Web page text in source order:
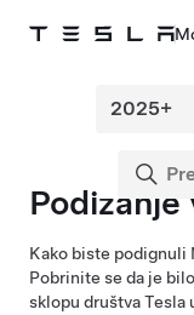
Podizanje
Kako biste podignuli
Pobrinite se da je
sklopu društva Tesla